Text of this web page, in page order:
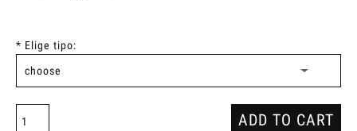
* Elige tipo:
ADD TO CART